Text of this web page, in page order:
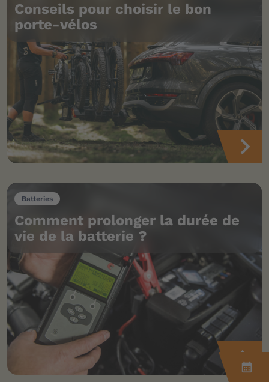
calendar_month
Conseils pour choisir le bon
porte-vélos
Batteries
Comment prolonger la durée de
vie de la batterie ?